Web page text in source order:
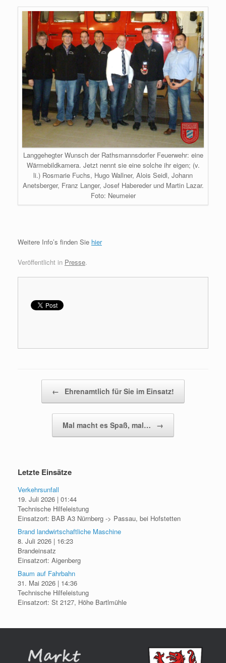
Langgehegter Wunsch der Rathsmannsdorfer Feuerwehr: eine
Wärmebildkamera. Jetzt nennt sie eine solche ihr eigen; (v.
li.) Rosmarie Fuchs, Hugo Wallner, Alois Seidl, Johann
Anetsberger, Franz Langer, Josef Habereder und Martin Lazar.
Foto: Neumeier
Weitere Info’s finden Sie hier
Veröffentlicht in Presse.
← Ehrenamtlich für Sie im Einsatz!
Mal macht es Spaß, mal… →
Letzte Einsätze
Verkehrsunfall
19. Juli 2026 | 01:44
Technische Hilfeleistung
Einsatzort: BAB A3 Nürnberg -> Passau, bei Hofstetten
Brand landwirtschaftliche Maschine
8. Juli 2026 | 16:23
Brandeinsatz
Einsatzort: Aigenberg
Baum auf Fahrbahn
31. Mai 2026 | 14:36
Technische Hilfeleistung
Einsatzort: St 2127, Höhe Bartlmühle